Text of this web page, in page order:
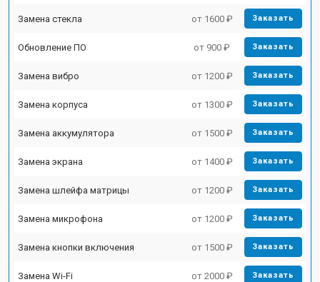
Замена стекла от 1600 ₽ Заказать
Обновление ПО от 900 ₽ Заказать
Замена вибро от 1200 ₽ Заказать
Замена корпуса от 1300 ₽ Заказать
Замена аккумулятора от 1500 ₽ Заказать
Замена экрана от 1400 ₽ Заказать
Замена шлейфа матрицы от 1200 ₽ Заказать
Замена микрофона от 1200 ₽ Заказать
Замена кнопки включения от 1500 ₽ Заказать
Замена Wi-Fi от 2000 ₽ Заказать